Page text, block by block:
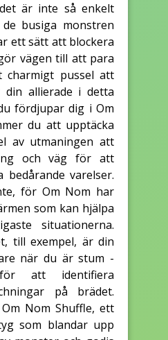
är inte så enkelt
busiga monstren
ett sätt att blockera
vägen till att para
pussel att
din allierade i detta
fördjupar dig i Om
du att upptäcka
av utmaningen att
och väg för att
bedårande varelser.
för Om Nom har
som kan hjälpa
situationerna.
till exempel, är din
när du är stum -
att identifiera
på brädet.
Nom Shuffle, ett
som blandar upp